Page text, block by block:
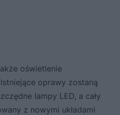
oświetlenie
oprawy zostaną
lampy LED, a cały
z nowymi układami